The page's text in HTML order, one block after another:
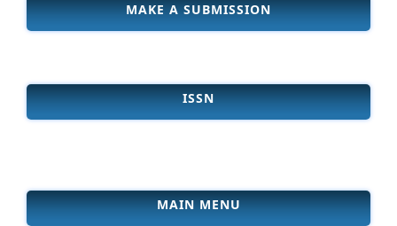
MAKE A SUBMISSION
ISSN
MAIN MENU